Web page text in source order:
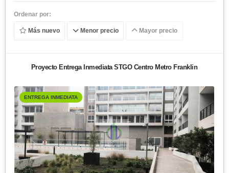
Ordenar por:
Más nuevo Menor precio Mayor precio
Proyecto Entrega Inmediata STGO Centro Metro Franklin
ENTREGA INMEDIATA